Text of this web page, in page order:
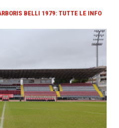
BELLI 1979: TUTTE LE INFO